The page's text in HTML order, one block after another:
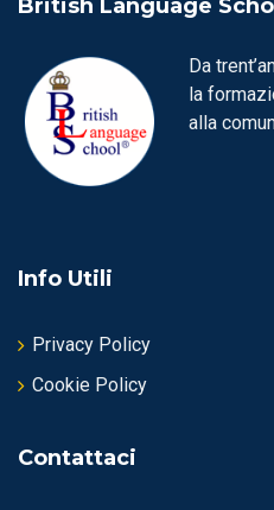
British Language
Da
la
alla
Info Utili
Privacy Policy
Cookie Policy
Contattaci